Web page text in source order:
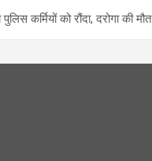
कर्मियों को रौंदा, दरोगा की मौत